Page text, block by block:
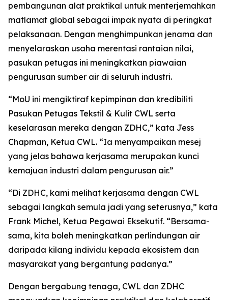
pembangunan alat praktikal untuk menterjemahkan
matlamat global sebagai impak nyata di peringkat
pelaksanaan. Dengan menghimpunkan jenama dan
menyelaraskan usaha merentasi rantaian nilai,
pasukan petugas ini meningkatkan piawaian
pengurusan sumber air di seluruh industri.
“MoU ini mengiktiraf kepimpinan dan kredibiliti
Pasukan Petugas Tekstil & Kulit CWL serta
keselarasan mereka dengan ZDHC,” kata Jess
Chapman, Ketua CWL. “Ia menyampaikan mesej
yang jelas bahawa kerjasama merupakan kunci
kemajuan industri dalam pengurusan air.”
“Di ZDHC, kami melihat kerjasama dengan CWL
sebagai langkah semula jadi yang seterusnya,” kata
Frank Michel, Ketua Pegawai Eksekutif. “Bersama-
sama, kita boleh meningkatkan perlindungan air
daripada kilang individu kepada ekosistem dan
masyarakat yang bergantung padanya.”
Dengan bergabung tenaga, CWL dan ZDHC